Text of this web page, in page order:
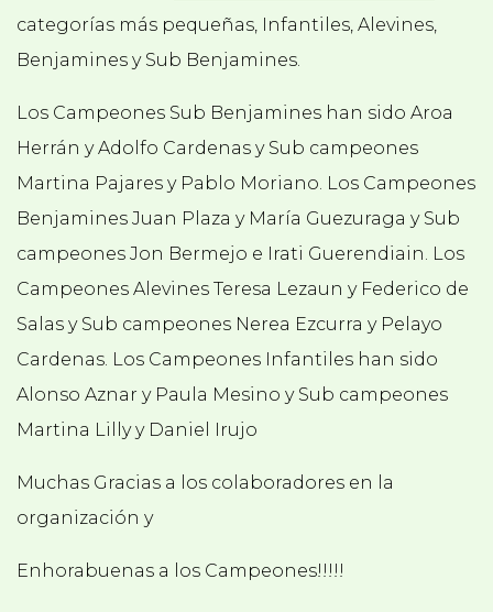
categorías más pequeñas, Infantiles, Alevines,
Benjamines y Sub Benjamines.
Los Campeones Sub Benjamines han sido Aroa
Herrán y Adolfo Cardenas y Sub campeones
Martina Pajares y Pablo Moriano. Los Campeones
Benjamines Juan Plaza y María Guezuraga y Sub
campeones Jon Bermejo e Irati Guerendiain. Los
Campeones Alevines Teresa Lezaun y Federico de
Salas y Sub campeones Nerea Ezcurra y Pelayo
Cardenas. Los Campeones Infantiles han sido
Alonso Aznar y Paula Mesino y Sub campeones
Martina Lilly y Daniel Irujo
Muchas Gracias a los colaboradores en la
organización y
Enhorabuenas a los Campeones!!!!!